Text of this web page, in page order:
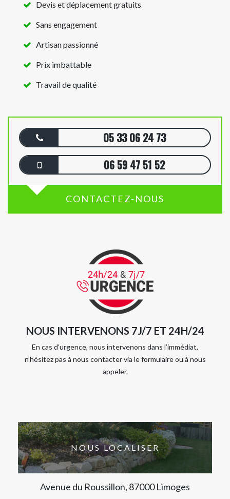
Devis et déplacement gratuits
Sans engagement
Artisan passionné
Prix imbattable
Travail de qualité
05 33 06 24 73
06 59 47 51 52
CONTACTEZ-NOUS
NOUS INTERVENONS 7J/7 ET 24H/24
En cas d’urgence, nous intervenons dans l’immédiat,
n’hésitez pas à nous contacter via le formulaire ou à nous
appeler.
NOUS LOCALISER
Avenue du Roussillon, 87000 Limoges